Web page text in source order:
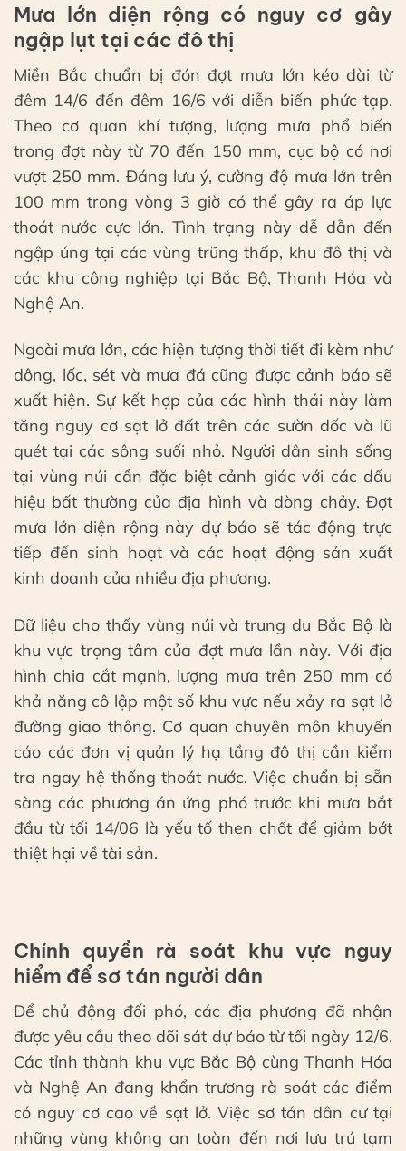
Mưa lớn diện rộng có nguy cơ gây
ngập lụt tại các đô thị
Miền Bắc chuẩn bị đón đợt mưa lớn kéo dài từ
đêm 14/6 đến đêm 16/6 với diễn biến phức tạp.
Theo cơ quan khí tượng, lượng mưa phổ biến
trong đợt này từ 70 đến 150 mm, cục bộ có nơi
vượt 250 mm. Đáng lưu ý, cường độ mưa lớn trên
100 mm trong vòng 3 giờ có thể gây ra áp lực
thoát nước cực lớn. Tình trạng này dễ dẫn đến
ngập úng tại các vùng trũng thấp, khu đô thị và
các khu công nghiệp tại Bắc Bộ, Thanh Hóa và
Nghệ An.
Ngoài mưa lớn, các hiện tượng thời tiết đi kèm như
dông, lốc, sét và mưa đá cũng được cảnh báo sẽ
xuất hiện. Sự kết hợp của các hình thái này làm
tăng nguy cơ sạt lở đất trên các sườn dốc và lũ
quét tại các sông suối nhỏ. Người dân sinh sống
tại vùng núi cần đặc biệt cảnh giác với các dấu
hiệu bất thường của địa hình và dòng chảy. Đợt
mưa lớn diện rộng này dự báo sẽ tác động trực
tiếp đến sinh hoạt và các hoạt động sản xuất
kinh doanh của nhiều địa phương.
Dữ liệu cho thấy vùng núi và trung du Bắc Bộ là
khu vực trọng tâm của đợt mưa lần này. Với địa
hình chia cắt mạnh, lượng mưa trên 250 mm có
khả năng cô lập một số khu vực nếu xảy ra sạt lở
đường giao thông. Cơ quan chuyên môn khuyến
cáo các đơn vị quản lý hạ tầng đô thị cần kiểm
tra ngay hệ thống thoát nước. Việc chuẩn bị sẵn
sàng các phương án ứng phó trước khi mưa bắt
đầu từ tối 14/06 là yếu tố then chốt để giảm bớt
thiệt hại về tài sản.
Chính quyền rà soát khu vực nguy
hiểm để sơ tán người dân
Để chủ động đối phó, các địa phương đã nhận
được yêu cầu theo dõi sát dự báo từ tối ngày 12/6.
Các tỉnh thành khu vực Bắc Bộ cùng Thanh Hóa
và Nghệ An đang khẩn trương rà soát các điểm
có nguy cơ cao về sạt lở. Việc sơ tán dân cư tại
những vùng không an toàn đến nơi lưu trú tạm